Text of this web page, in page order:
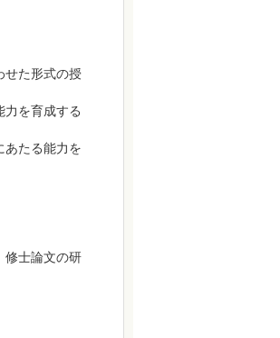
せた形式の授
を育成する
あたる能力を
修士論文の研